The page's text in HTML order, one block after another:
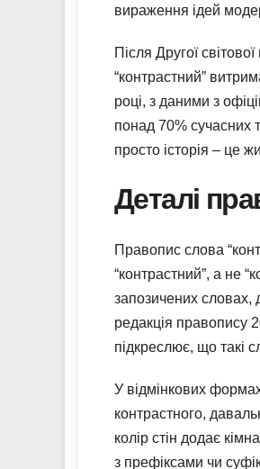
вираження ідей
Після Другої
“контрастний”
році, з даними з
понад 70% сучасних
просто історія – це
Деталі
Правопис слова
“контрастний”, а не
запозичених словах,
редакція правопису
підкреслює, що такі
У відмінкових
контрастного,
колір стін додає
з префіксами чи